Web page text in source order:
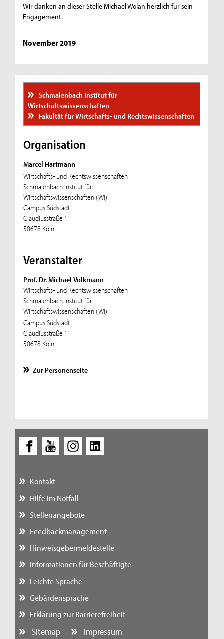
Wir danken an dieser Stelle Michael Wolan herzlich für sein
Engagement.
November 2019
Schmalenbach Institut für
Wirtschaftswissenschaften
Fakultät für Wirtschafts- und Rechtswissenschaften
Organisation
Marcel Hartmann
Wirtschafts- und Rechtswissenschaften
Schmalenbach Institut für
Wirtschaftswissenschaften (WI)
Campus Südstadt
Claudiusstraße 1
50678 Köln
Veranstalter
Prof. Dr. Michael Volkmann
Wirtschafts- und Rechtswissenschaften
Schmalenbach Institut für
Wirtschaftswissenschaften (WI)
Campus Südstadt
Claudiusstraße 1
50678 Köln
Zur Personenseite
Kontakt
Hilfe im Notfall
Stellenangebote
Feedbackmanagement
Hinweisgebermeldestelle
Informationen für Beschäftigte
Leichte Sprache
Gebärdensprache
Erklärung zur Barrierefreiheit
Sitemap Impressum